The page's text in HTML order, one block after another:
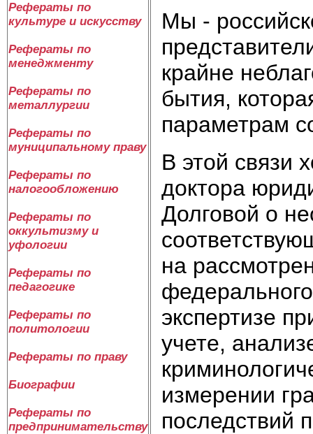
Рефераты по
культуре и искусству
Рефераты по
менеджменту
Рефераты по
металлургии
Рефераты по
муниципальному праву
Рефераты по
налогообложению
Рефераты по
оккультизму и
уфологии
Рефераты по
педагогике
Рефераты по
политологии
Рефераты по праву
Биографии
Рефераты по
предпринимательству
Мы -
крайне
бытия,
параметрам
В этой связи
доктора
Долговой о
на
экспертизе
учете,
измерении
последствий